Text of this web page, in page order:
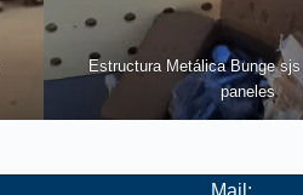
Estructura Metálica Bunge
paneles
Mail: